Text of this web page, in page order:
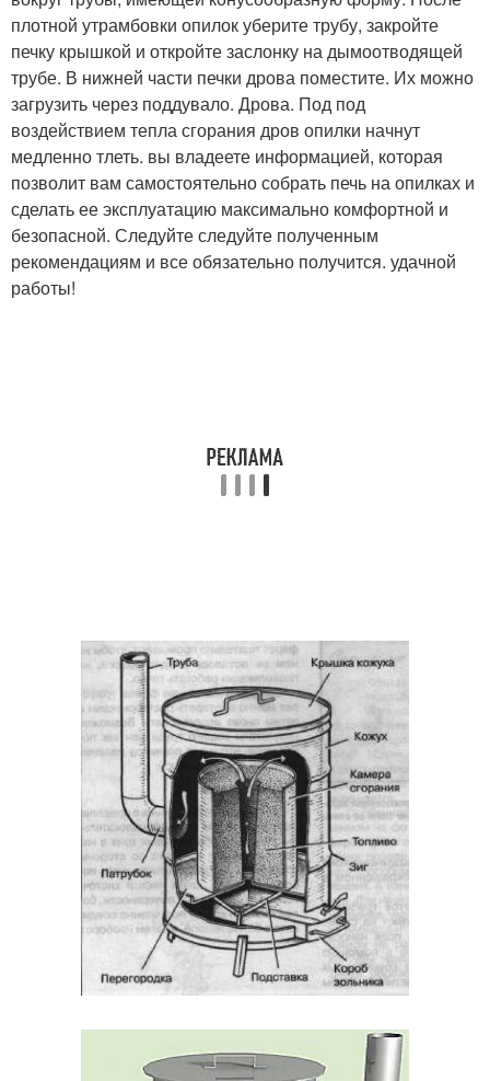
плотной утрамбовки опилок уберите трубу, закройте
печку крышкой и откройте заслонку на дымоотводящей
трубе. В нижней части печки дрова поместите. Их можно
загрузить через поддувало. Дрова. Под под
воздействием тепла сгорания дров опилки начнут
медленно тлеть. вы владеете информацией, которая
позволит вам самостоятельно собрать печь на опилках и
сделать ее эксплуатацию максимально комфортной и
безопасной. Следуйте следуйте полученным
рекомендациям и все обязательно получится. удачной
работы!